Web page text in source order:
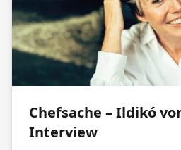
Chefsache – Ildikó
Interview